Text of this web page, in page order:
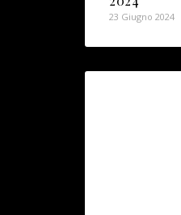
23 Giugno 2024